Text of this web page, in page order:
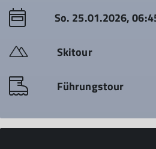
So. 25.01.2026,
Skitour
Führungstour